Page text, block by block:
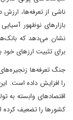
ناشی از تعرفه‌ها،
بازارهای نوظهور
نشان می‌دهد که
برای تثبیت ارزهای خود
جنگ تعرفه‌ها
را افزایش داده است.
اقتصادهای وابسته به
کشورها را تضعیف